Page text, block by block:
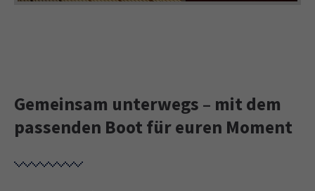
Gemeinsam unterwegs – mit dem
passenden Boot für euren Moment